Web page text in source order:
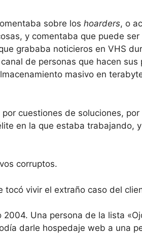
sobre los hoarders, o
y comentaba que puede
grababa noticieros en VHS
de personas que hacen sus
masivo en
cuestiones de soluciones,
en la que estaba trabajando,
corruptos.
tocó vivir el extraño caso del
Una persona de la lista
darle hospedaje web a una